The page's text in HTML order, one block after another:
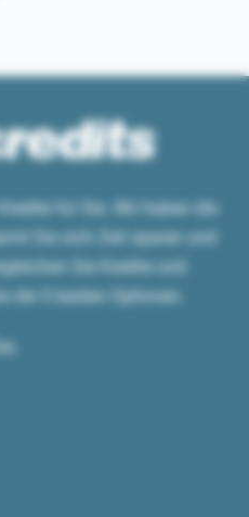
für Sie. Wir haben die
Sie sich Zeit sparen und
Sie Kredite und
die 5 besten Optionen.